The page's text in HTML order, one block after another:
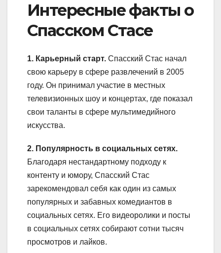
Интересные факты о
Спасском Стасе
1. Карьерный старт. Спасский Стас начал
свою карьеру в сфере развлечений в 2005
году. Он принимал участие в местных
телевизионных шоу и концертах, где показал
свои таланты в сфере мультимедийного
искусства.
2. Популярность в социальных сетях.
Благодаря нестандартному подходу к
контенту и юмору, Спасский Стас
зарекомендовал себя как один из самых
популярных и забавных комедиантов в
социальных сетях. Его видеоролики и посты
в социальных сетях собирают сотни тысяч
просмотров и лайков.